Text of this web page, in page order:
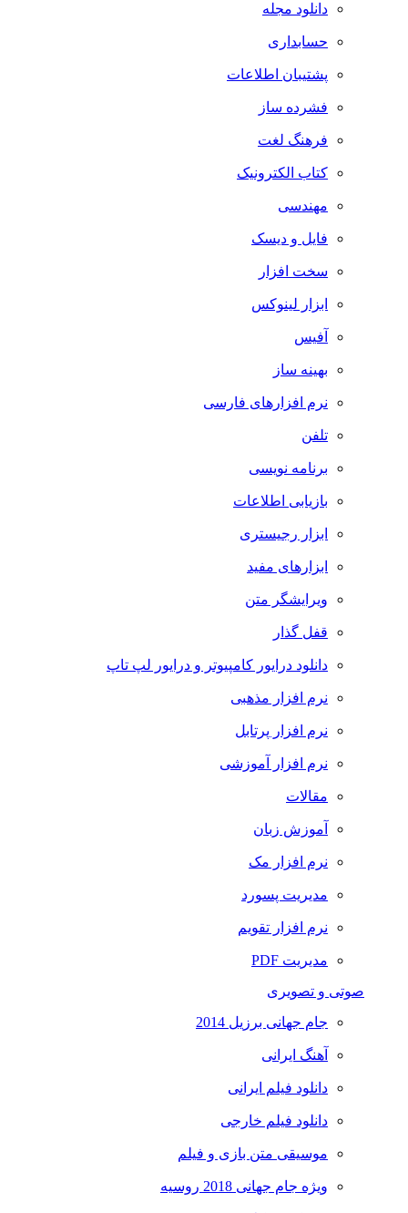
دانلود مجله
حسابداری
پشتیبان اطلاعات
فشرده ساز
فرهنگ لغت
کتاب الکترونیک
مهندسی
فایل و دیسک
سخت افزار
ابزار لینوکس
آفیس
بهینه ساز
نرم افزارهای فارسی
تلفن
برنامه نویسی
بازیابی اطلاعات
ابزار رجیستری
ابزارهای مفید
ویرایشگر متن
قفل گذار
دانلود درایور کامپیوتر و درایور لپ تاپ
نرم افزار مذهبی
نرم افزار پرتابل
نرم افزار آموزشی
مقالات
آموزش زبان
نرم افزار مک
مدیریت پسورد
نرم افزار تقویم
مدیریت PDF
صوتی و تصویری
جام جهانی برزیل 2014
آهنگ ایرانی
دانلود فیلم ایرانی
دانلود فیلم خارجی
موسیقی متن بازی و فیلم
ویژه جام جهانی 2018 روسیه